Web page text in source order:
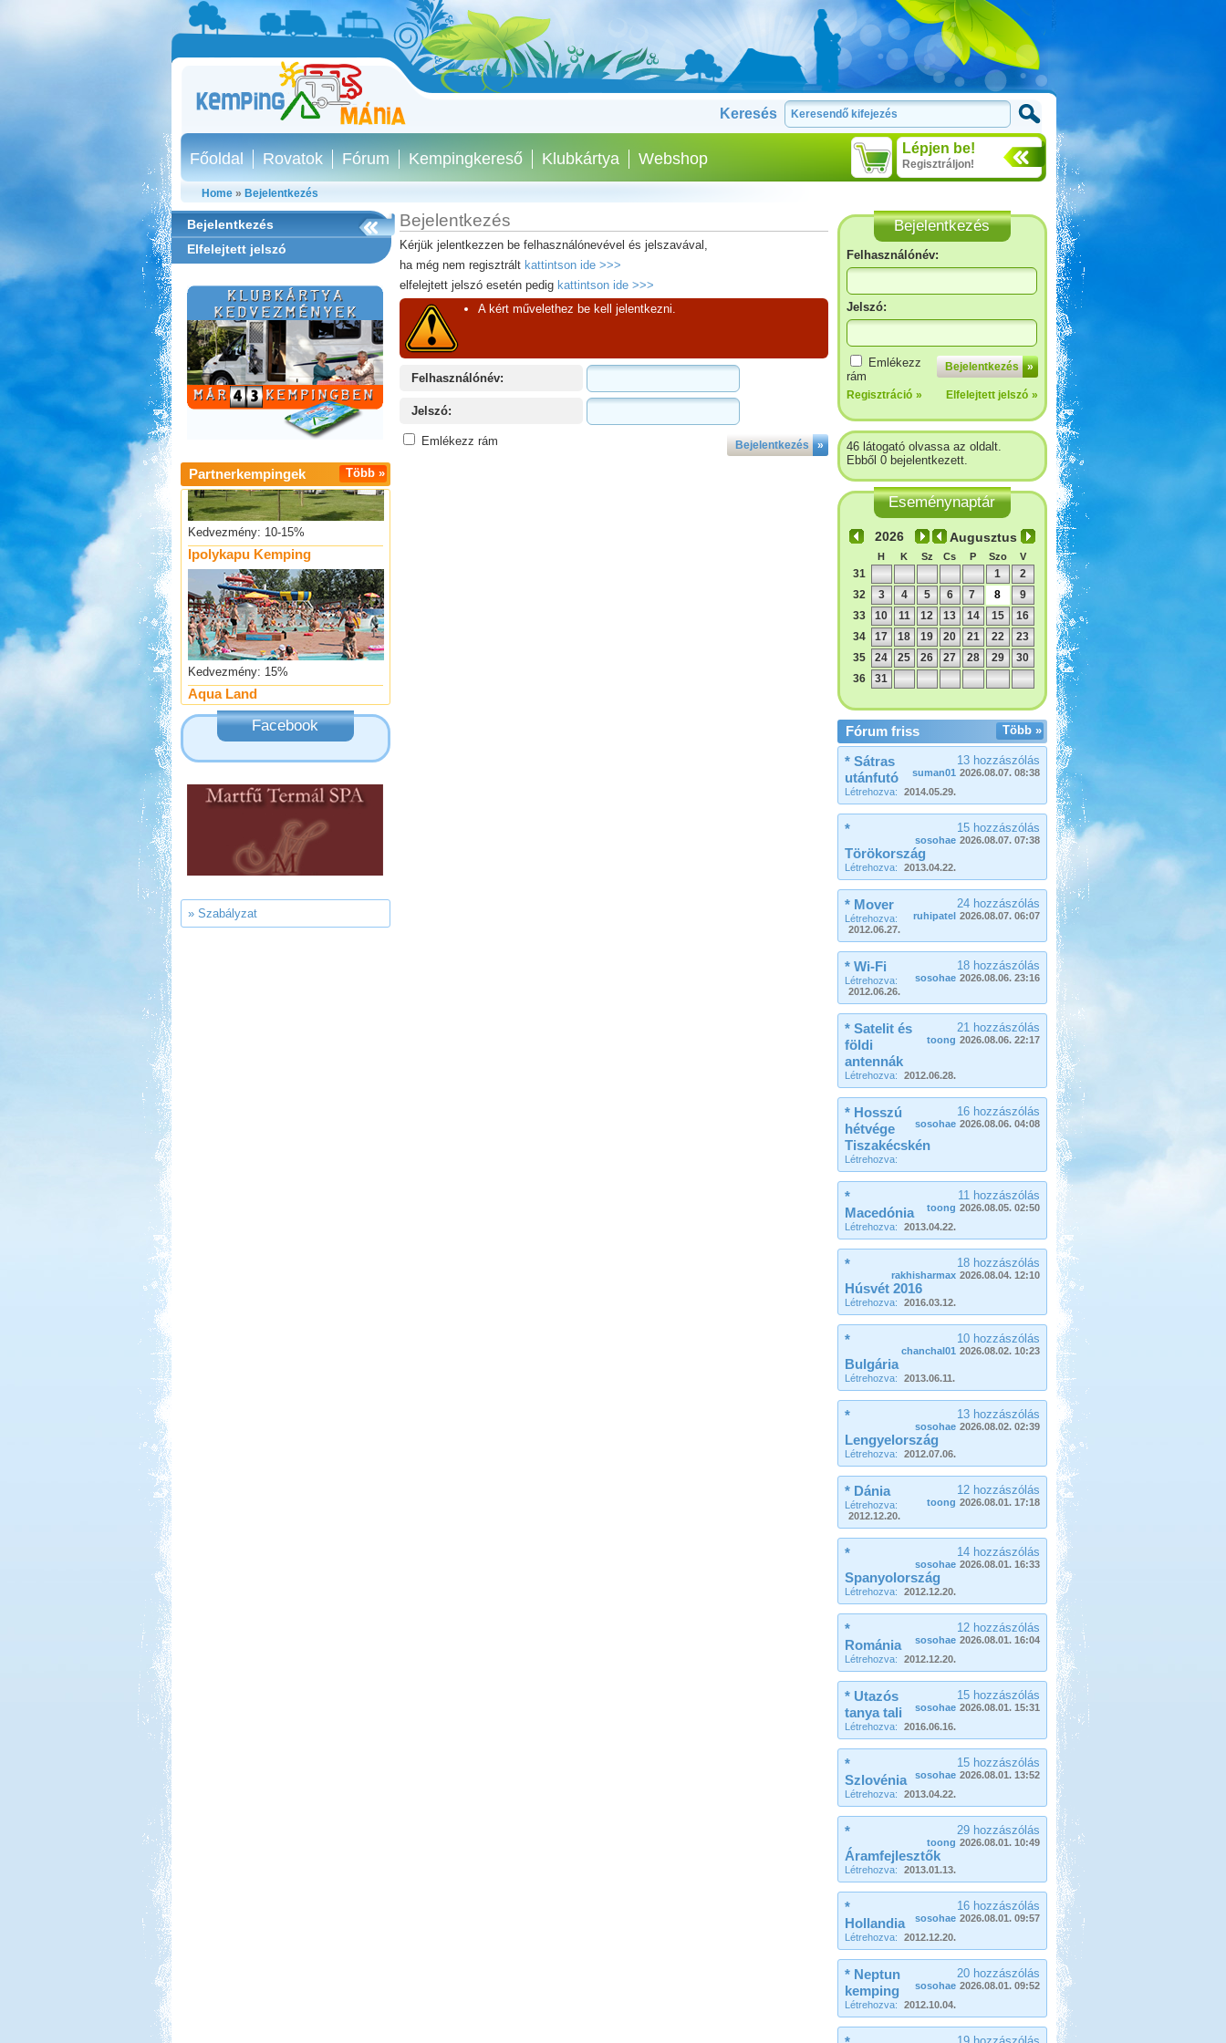
Keresés
Lépjen be!
Regisztráljon!
Főoldal Rovatok Fórum Kempingkereső Klubkártya Webshop
Home» Bejelentkezés
Bejelentkezés
Elfelejtett jelszó
Több »
Partnerkempingek
Thermál- és Strandfürdő
Kemping, Kiskőrös
Kedvezmény: 10-15%
Ipolykapu Kemping
Kedvezmény: 15%
Aqua Land
Kedvezmény: 10%
Gyógyfürdő Kemping
Facebook
» Szabályzat
Bejelentkezés
Kérjük jelentkezzen be felhasználónevével és jelszavával,
ha még nem regisztrált kattintson ide >>>
elfelejtett jelszó esetén pedig kattintson ide >>>
A kért művelethez be kell jelentkezni.
Felhasználónév:
Jelszó:
Bejelentkezés »
Emlékezz rám
Bejelentkezés
Felhasználónév:
Jelszó:
Bejelentkezés »
Emlékezz
rám
Regisztráció » Elfelejtett jelszó »
46 látogató olvassa az oldalt.
Ebből 0 bejelentkezett.
Eseménynaptár
Augusztus
H K Sz Cs P Szo V
31 1
2
32
3 4 5 6 7 8
9
33
10 11 12 13 14 15
16
34
17 18 19 20 21 22
23
35
24 25 26 27 28 29
30
36
31
Több »
Fórum friss
13 hozzászólás
suman01 2026.08.07. 08:38
* Sátras
utánfutó
Létrehozva: 2014.05.29.
15 hozzászólás
sosohae 2026.08.07. 07:38
*
Törökország
Létrehozva: 2013.04.22.
24 hozzászólás
ruhipatel 2026.08.07. 06:07
* Mover
Létrehozva:
2012.06.27.
18 hozzászólás
sosohae 2026.08.06. 23:16
* Wi-Fi
Létrehozva:
2012.06.26.
21 hozzászólás
toong 2026.08.06. 22:17
* Satelit és
földi
antennák
Létrehozva: 2012.06.28.
16 hozzászólás
sosohae 2026.08.06. 04:08
* Hosszú
hétvége
Tiszakécskén
Létrehozva:
11 hozzászólás
toong 2026.08.05. 02:50
*
Macedónia
Létrehozva: 2013.04.22.
18 hozzászólás
rakhisharmax 2026.08.04. 12:10
*
Húsvét 2016
Létrehozva: 2016.03.12.
10 hozzászólás
chanchal01 2026.08.02. 10:23
*
Bulgária
Létrehozva: 2013.06.11.
13 hozzászólás
sosohae 2026.08.02. 02:39
*
Lengyelország
Létrehozva: 2012.07.06.
12 hozzászólás
toong 2026.08.01. 17:18
* Dánia
Létrehozva:
2012.12.20.
14 hozzászólás
sosohae 2026.08.01. 16:33
*
Spanyolország
Létrehozva: 2012.12.20.
12 hozzászólás
sosohae 2026.08.01. 16:04
*
Románia
Létrehozva: 2012.12.20.
15 hozzászólás
sosohae 2026.08.01. 15:31
* Utazós
tanya tali
Létrehozva: 2016.06.16.
15 hozzászólás
sosohae 2026.08.01. 13:52
*
Szlovénia
Létrehozva: 2013.04.22.
29 hozzászólás
toong 2026.08.01. 10:49
*
Áramfejlesztők
Létrehozva: 2013.01.13.
16 hozzászólás
sosohae 2026.08.01. 09:57
*
Hollandia
Létrehozva: 2012.12.20.
20 hozzászólás
sosohae 2026.08.01. 09:52
* Neptun
kemping
Létrehozva: 2012.10.04.